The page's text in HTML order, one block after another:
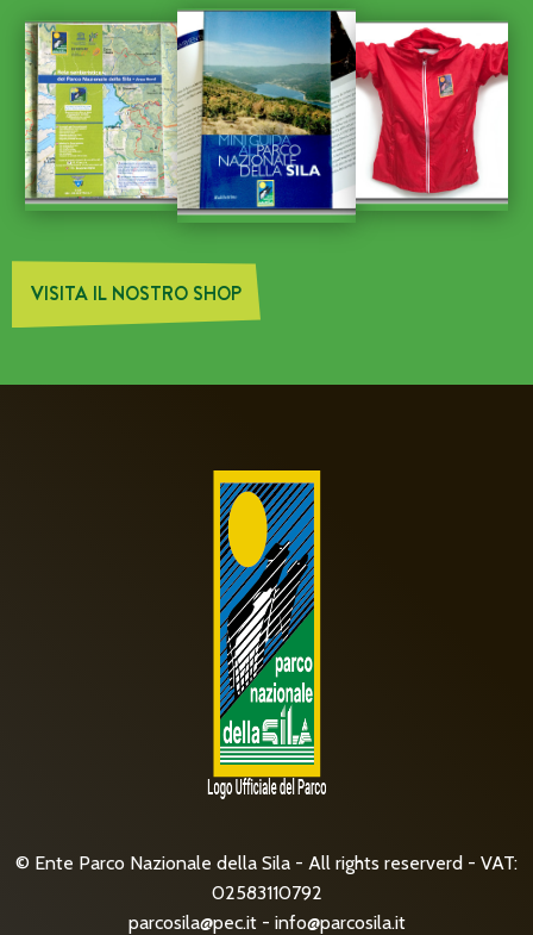
VISITA IL NOSTRO SHOP
© Ente Parco Nazionale della Sila - All rights reserverd - VAT:
02583110792
parcosila@pec.it- info@parcosila.it